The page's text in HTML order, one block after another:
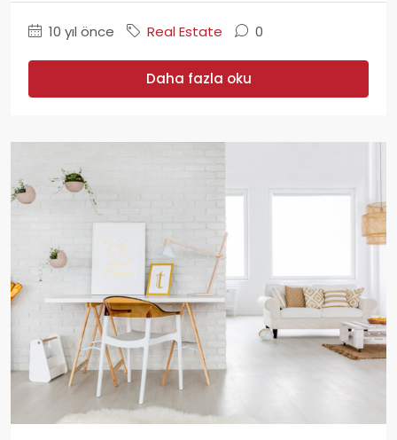
10 yıl önce Real Estate 0
Daha fazla oku